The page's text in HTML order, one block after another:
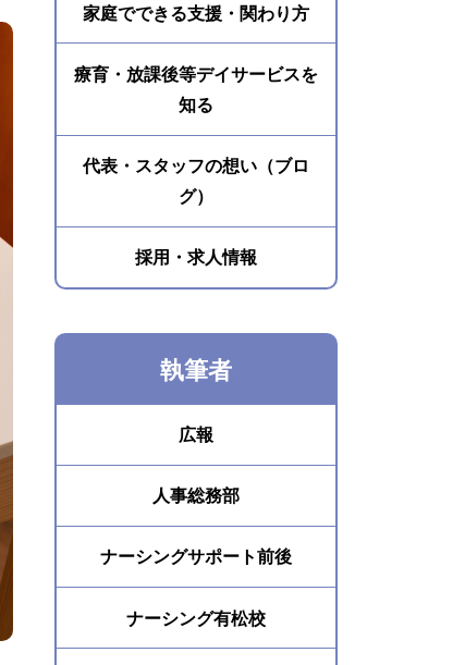
家庭でできる支援・関わり方
療育・放課後等デイサービスを
知る
代表・スタッフの想い（ブロ
グ）
採用・求人情報
執筆者
広報
人事総務部
ナーシングサポート前後
ナーシング有松校